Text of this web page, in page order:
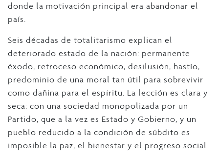
donde la motivación principal era abandonar el
país.
Seis décadas de totalitarismo explican el
deteriorado estado de la nación: permanente
éxodo, retroceso económico, desilusión, hastío,
predominio de una moral tan útil para sobrevivir
como dañina para el espíritu. La lección es clara y
seca: con una sociedad monopolizada por un
Partido, que a la vez es Estado y Gobierno, y un
pueblo reducido a la condición de súbdito es
imposible la paz, el bienestar y el progreso social.